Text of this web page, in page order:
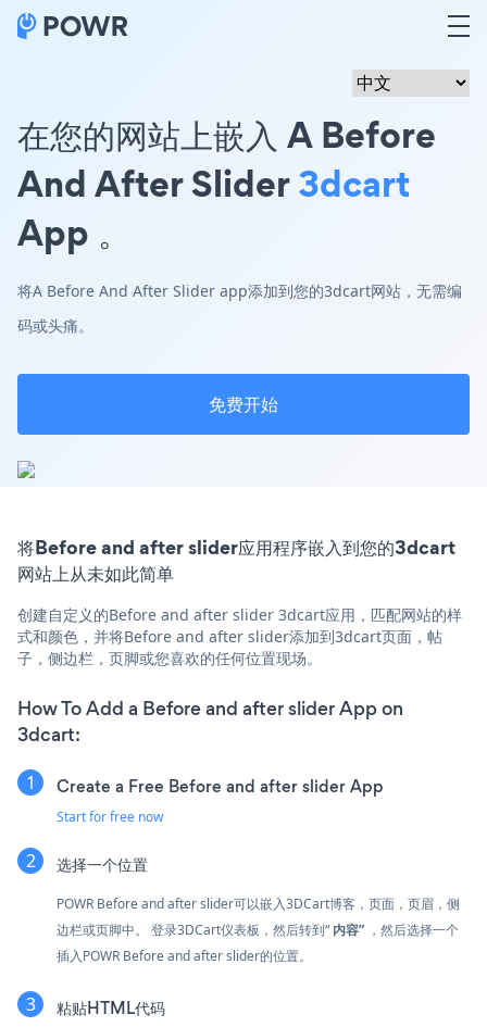
在您的网站上嵌入 A Before
And After Slider3dcart
App 。
将A Before And After Slider app添加到您的3dcart网站，无需编
码或头痛。
免费开始
将Before and after slider应用程序嵌入到您的3dcart
网站上从未如此简单
创建自定义的Before and after slider 3dcart应用，匹配网站的样
式和颜色，并将Before and after slider添加到3dcart页面，帖
子，侧边栏，页脚或您喜欢的任何位置现场。
How To Add a Before and after slider App on
3dcart:
Create a Free Before and after slider App
Start for free now
选择一个位置
POWR Before and after slider可以嵌入3DCart博客，页面，页眉，侧
边栏或页脚中。 登录3DCart仪表板，然后转到“ 内容” ，然后选择一个
插入POWR Before and after slider的位置。
粘贴HTML代码